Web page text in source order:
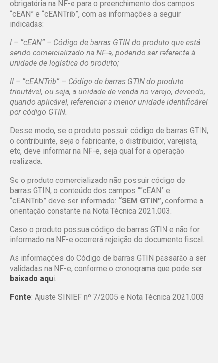
obrigatória na NF-e para o preenchimento dos campos
“cEAN” e “cEANTrib”, com as informações a seguir
indicadas:
I – “cEAN” – Código de barras GTIN do produto que está
sendo comercializado na NF-e, podendo ser referente à
unidade de logística do produto;
II – “cEANTrib” – Código de barras GTIN do produto
tributável, ou seja, a unidade de venda no varejo, devendo,
quando aplicável, referenciar a menor unidade identificável
por código GTIN.
Desse modo, se o produto possuir código de barras GTIN,
o contribuinte, seja o fabricante, o distribuidor, varejista,
etc, deve informar na NF-e, seja qual for a operação
realizada.
Se o produto comercializado não possuir código de
barras GTIN, o conteúdo dos campos “”cEAN” e
“cEANTrib” deve ser informado: “SEM GTIN”, conforme a
orientação constante na Nota Técnica 2021.003.
Caso o produto possua código de barras GTIN e não for
informado na NF-e ocorrerá rejeição do documento fiscal.
As informações do Código de barras GTIN passarão a ser
validadas na NF-e, conforme o cronograma que pode ser
baixado aqui.
Fonte: Ajuste SINIEF nº 7/2005 e Nota Técnica 2021.003